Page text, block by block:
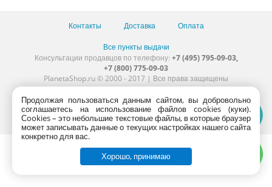
Контакты Доставка Оплата
Все пункты выдачи
Консультации продавцов по телефону: +7 (495) 795-09-03,
+7 (800) 775-09-03
PlanetaShop.ru © 2000 - 2017 | Все права защищены
Продолжая пользоваться данным сайтом, вы добровольно
соглашаетесь на использование файлов cookies (куки).
Сookies – это небольшие текстовые файлы, в которые браузер
может записывать данные о текущих настройках нашего сайта
конкретно для вас.
Хорошо, принимаю